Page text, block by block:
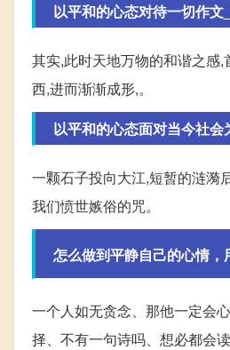
以平和的心态对待一切作文
其实,此时天地万物的和谐之感
西,进而渐渐成形,。
以平和的心态面对当今社
一颗石子投向大江,短暂的涟漪
我们愤世嫉俗的咒。
怎么做到平静自己的心情，
一个人如无贪念、那他一定会
择、不有一句诗吗、想必都会读